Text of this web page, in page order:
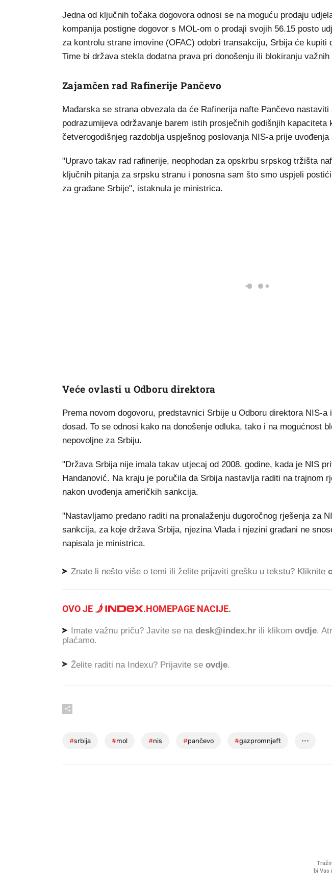
Jedna od ključnih točaka dogovora odnosi se na moguću prodaju
kompanija postigne dogovor s MOL-om o prodaji svojih 56.15 posto
za kontrolu strane imovine (OFAC) odobri transakciju, Srbija će kupiti
Time bi država stekla dodatna prava pri donošenju ili blokiranju
Zajamčen rad Rafinerije Pančevo
Mađarska se strana obvezala da će Rafinerija nafte Pančevo
podrazumijeva održavanje barem istih prosječnih godišnjih kapaciteta
četverogodišnjeg razdoblja uspješnog poslovanja NIS-a prije
"Upravo takav rad rafinerije, neophodan za opskrbu srpskog tržišta
ključnih pitanja za srpsku stranu i ponosna sam što smo uspjeli
za građane Srbije", istaknula je ministrica.
Veće ovlasti u Odboru direktora
Prema novom dogovoru, predstavnici Srbije u Odboru direktora NIS-
dosad. To se odnosi kako na donošenje odluka, tako i na mogućnost
nepovoljne za Srbiju.
"Država Srbija nije imala takav utjecaj od 2008. godine, kada je NIS
Handanović. Na kraju je poručila da Srbija nastavlja raditi na trajnom
nakon uvođenja američkih sankcija.
"Nastavljamo predano raditi na pronalaženju dugoročnog rješenja za
sankcija, za koje država Srbija, njezina Vlada i njezini građani ne
napisala je ministrica.
Znate li nešto više o temi ili želite prijaviti grešku u tekstu? Kliknite
OVO JE .HOMEPAGE NACIJE.
Imate važnu priču? Javite se na desk@index.hr ili klikom ovdje.
plaćamo.
Želite raditi na Indexu? Prijavite se ovdje.
#srbija #mol #nis #pančevo #gazpromnjeft
bi Vas